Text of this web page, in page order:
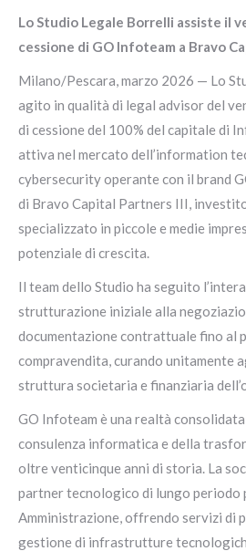
Lo Studio Legale Borrelli assiste il
cessione di GO Infoteam a Bravo
Milano/Pescara, marzo 2026 — Lo
agito in qualità di legal advisor del
di cessione del 100% del capitale di
attiva nel mercato dell’information
cybersecurity operante con il brand
di Bravo Capital Partners III,
specializzato in piccole e medie
potenziale di crescita.
Il team dello Studio ha seguito
strutturazione iniziale alla
documentazione contrattuale fino al
compravendita, curando unitamente
struttura societaria e finanziaria
GO Infoteam è una realtà
consulenza informatica e della
oltre venticinque anni di storia. La
partner tecnologico di lungo periodo
Amministrazione, offrendo servizi di
gestione di infrastrutture